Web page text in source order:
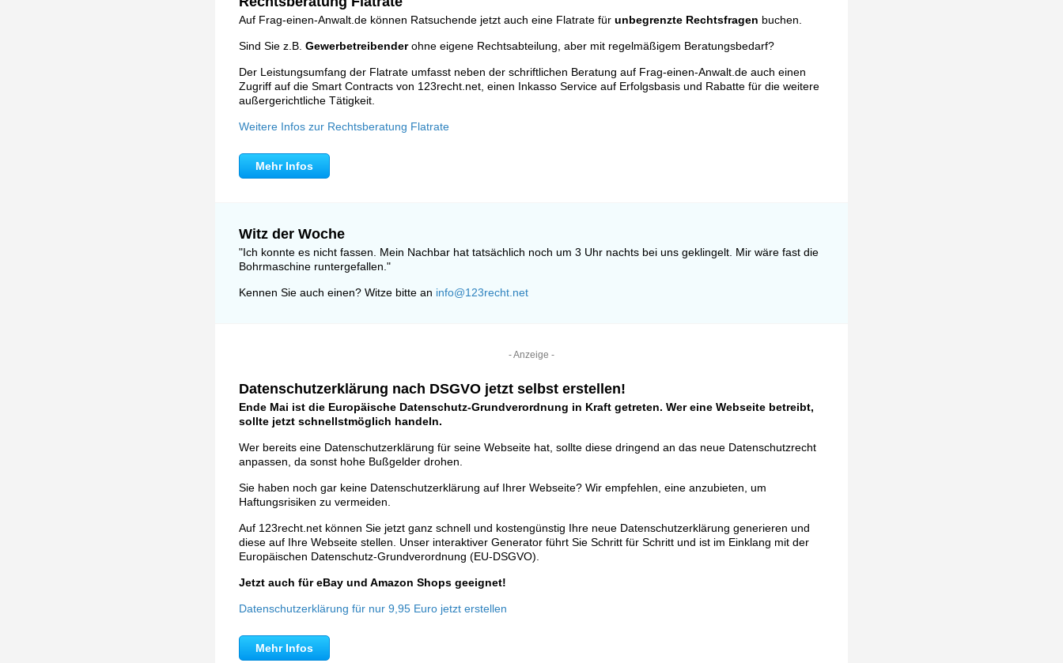
Auf Frag-einen-Anwalt.de können Ratsuchende jetzt auch eine Flatrate für unbegrenzte Rechtsfragen buchen.
Sind Sie z.B. Gewerbetreibenderohne eigene Rechtsabteilung, aber mit regelmäßigem Beratungsbedarf?
Der Leistungsumfang der Flatrate umfasst neben der schriftlichen Beratung auf Frag-einen-Anwalt.de auch einen
Zugriff auf die Smart Contracts von 123recht.net, einen Inkasso Service auf Erfolgsbasis und Rabatte für die weitere
außergerichtliche Tätigkeit.
Weitere Infos zur Rechtsberatung Flatrate
Mehr Infos
Witz der Woche
"Ich konnte es nicht fassen. Mein Nachbar hat tatsächlich noch um 3 Uhr nachts bei uns geklingelt. Mir wäre fast die
Bohrmaschine runtergefallen."
Kennen Sie auch einen? Witze bitte an info@123recht.net
- Anzeige -
Datenschutzerklärung nach DSGVO jetzt selbst erstellen!
Ende Mai ist die Europäische Datenschutz-Grundverordnung in Kraft getreten. Wer eine Webseite betreibt,
sollte jetzt schnellstmöglich handeln.
Wer bereits eine Datenschutzerklärung für seine Webseite hat, sollte diese dringend an das neue Datenschutzrecht
anpassen, da sonst hohe Bußgelder drohen.
Sie haben noch gar keine Datenschutzerklärung auf Ihrer Webseite? Wir empfehlen, eine anzubieten, um
Haftungsrisiken zu vermeiden.
Auf 123recht.net können Sie jetzt ganz schnell und kostengünstig Ihre neue Datenschutzerklärung generieren und
diese auf Ihre Webseite stellen. Unser interaktiver Generator führt Sie Schritt für Schritt und ist im Einklang mit der
Europäischen Datenschutz-Grundverordnung (EU-DSGVO).
Jetzt auch für eBay und Amazon Shops geeignet!
Datenschutzerklärung für nur 9,95 Euro jetzt erstellen
Mehr Infos